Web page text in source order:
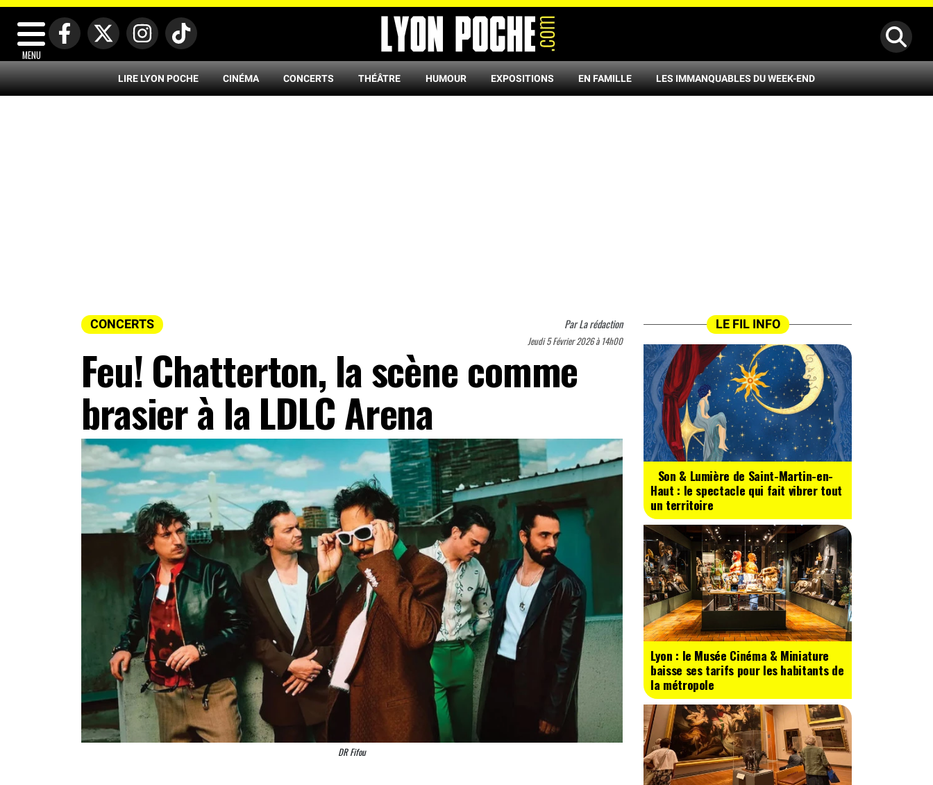
MENU
LIRE LYON POCHE CINÉMA CONCERTS THÉÂTRE HUMOUR EXPOSITIONS EN FAMILLE LES IMMANQUABLES DU WEEK-END
CONCERTS ParLa rédaction
Jeudi 5 Février 2026 à 14h00
Feu! Chatterton, la scène comme
brasier à la LDLC Arena
DR Fifou
LE FIL INFO
Son & Lumière de Saint-Martin-en-
Haut : le spectacle qui fait vibrer tout
un territoire
Lyon : le Musée Cinéma & Miniature
baisse ses tarifs pour les habitants de
la métropole